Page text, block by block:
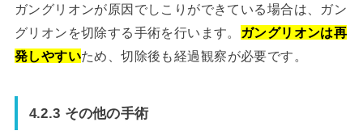
ガングリオンが原因でしこりができている場合は、ガン
グリオンを切除する手術を行います。
ガングリオンは再
発しやすいため、切除後も経過観察が必要です。
4.2.3 その他の手術